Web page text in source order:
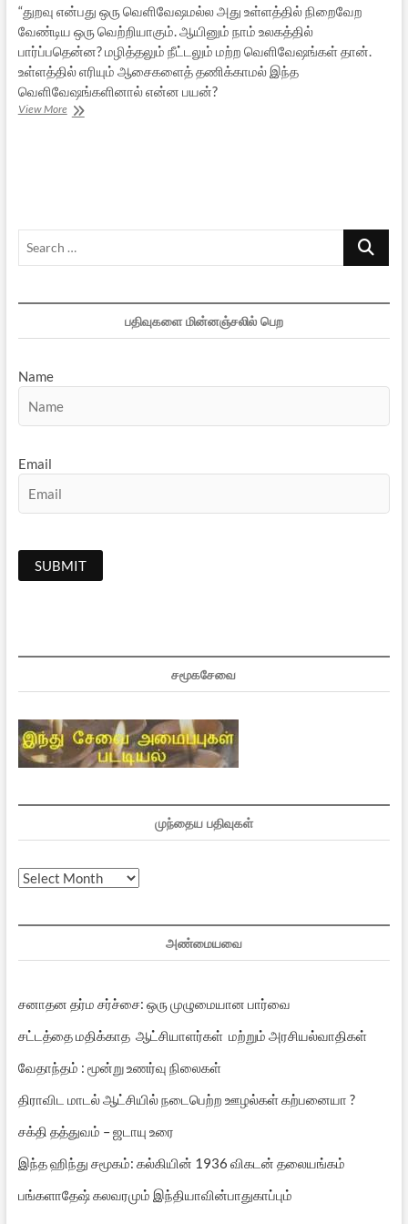
“துறவு என்பது ஒரு வெளிவேஷமல்ல அது உள்ளத்தில் நிறைவேற
வேண்டிய ஒரு வெற்றியாகும். ஆயினும் நாம் உலகத்தில்
பார்ப்பதென்ன? மழித்தலும் நீட்டலும் மற்ற வெளிவேஷங்கள் தான்.
உள்ளத்தில் எரியும் ஆசைகளைத் தணிக்காமல் இந்த
வெளிவேஷங்களினால் என்ன பயன்?
View Moreபக்தி
Search
பதிவுகளை மின்னஞ்சலில் பெற
Name
Email
சமூகசேவை
முந்தைய பதிவுகள்
முந்தைய
அண்மையவை
சனாதன தர்ம சர்ச்சை: ஒரு முழுமையான பார்வை
சட்டத்தை மதிக்காத ஆட்சியாளர்கள் மற்றும் அரசியல்வாதிகள்
வேதாந்தம் : மூன்று உணர்வு நிலைகள்
திராவிட மாடல் ஆட்சியில் நடைபெற்ற ஊழல்கள் கற்பனையா ?
சக்தி தத்துவம் – ஜடாயு உரை
இந்த ஹிந்து சமூகம்: கல்கியின் 1936 விகடன் தலையங்கம்
பங்களாதேஷ் கலவரமும் இந்தியாவின்பாதுகாப்பும்